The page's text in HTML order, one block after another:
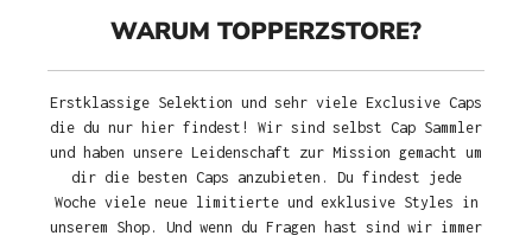
WARUM TOPPERZSTORE?
Erstklassige Selektion und sehr viele Exclusive Caps
die du nur hier findest! Wir sind selbst Cap Sammler
und haben unsere Leidenschaft zur Mission gemacht um
dir die besten Caps anzubieten. Du findest jede
Woche viele neue limitierte und exklusive Styles in
unserem Shop. Und wenn du Fragen hast sind wir immer